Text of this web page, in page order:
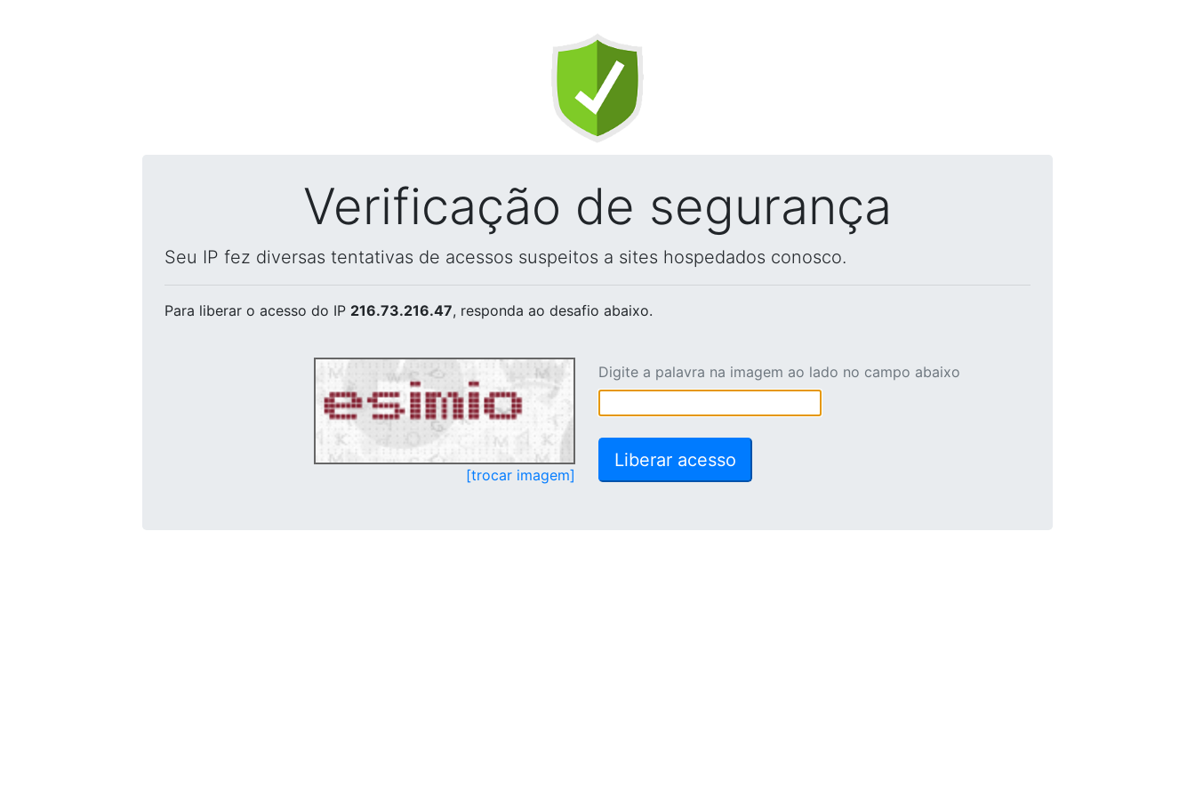
Verificação de segurança
Seu IP fez diversas tentativas de acessos suspeitos a sites hospedados conosco.
Para liberar o acesso do IP 216.73.216.47, responda ao desafio abaixo.
[trocar imagem]
Digite a palavra na imagem ao lado no campo abaixo